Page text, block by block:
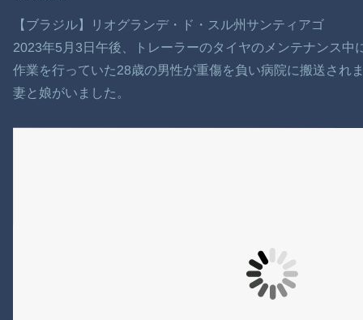
【ブラジル】リオグランデ・ド・スル州サンティアゴ
2023年5月3日午後、トレーラーのタイヤのメンテナンス中
作業を行っていた28歳の男性が重傷を負い病院に搬送され
妻と娘がいました。